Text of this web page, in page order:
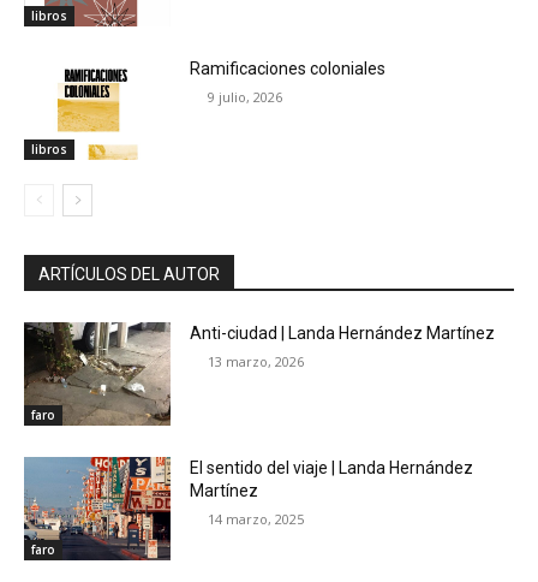
libros
libros
Ramificaciones coloniales
9 julio, 2026
ARTÍCULOS DEL AUTOR
faro
Anti-ciudad | Landa Hernández Martínez
13 marzo, 2026
faro
El sentido del viaje | Landa Hernández
Martínez
14 marzo, 2025